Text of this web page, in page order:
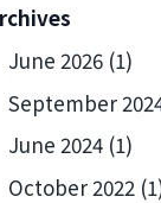
June 2026(1)
September
June 2024(1)
October 2022